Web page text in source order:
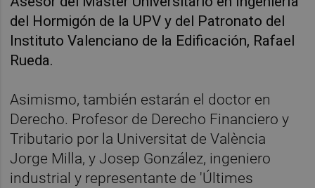
del Hormigón de la UPV y del Patronato del
Instituto Valenciano de la Edificación, Rafael
Rueda.
Asimismo, también estarán el doctor en
Derecho. Profesor de Derecho Financiero y
Tributario por la Universitat de València
Jorge Milla, y Josep González, ingeniero
industrial y representante de 'Últimes